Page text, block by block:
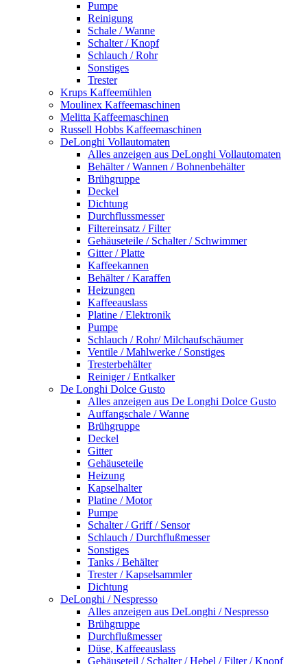
Pumpe
Reinigung
Schale / Wanne
Schalter / Knopf
Schlauch / Rohr
Sonstiges
Trester
Krups Kaffeemühlen
Moulinex Kaffeemaschinen
Melitta Kaffeemaschinen
Russell Hobbs Kaffeemaschinen
DeLonghi Vollautomaten
Alles anzeigen aus DeLonghi Vollautomaten
Behälter / Wannen / Bohnenbehälter
Brühgruppe
Deckel
Dichtung
Durchflussmesser
Filtereinsatz / Filter
Gehäuseteile / Schalter / Schwimmer
Gitter / Platte
Kaffeekannen
Behälter / Karaffen
Heizungen
Kaffeeauslass
Platine / Elektronik
Pumpe
Schlauch / Rohr/ Milchaufschäumer
Ventile / Mahlwerke / Sonstiges
Tresterbehälter
Reiniger / Entkalker
De Longhi Dolce Gusto
Alles anzeigen aus De Longhi Dolce Gusto
Auffangschale / Wanne
Brühgruppe
Deckel
Gitter
Gehäuseteile
Heizung
Kapselhalter
Platine / Motor
Pumpe
Schalter / Griff / Sensor
Schlauch / Durchflußmesser
Sonstiges
Tanks / Behälter
Trester / Kapselsammler
Dichtung
DeLonghi / Nespresso
Alles anzeigen aus DeLonghi / Nespresso
Brühgruppe
Durchflußmesser
Düse, Kaffeeauslass
Gehäuseteil / Schalter / Hebel / Filter / Knopf